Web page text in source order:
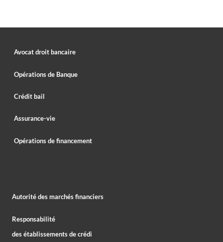
Avocat droit bancaire
Opérations de Banque
Crédit bail
Assurance-vie
Opérations de financement
Autorité des marchés financiers
Responsabilité
des établissements de crédi